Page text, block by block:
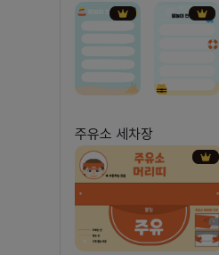
주유소 세차장